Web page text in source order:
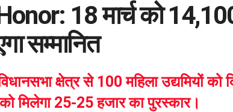
18 मार्च को
सम्मानित
क्षेत्र से 100 महिला उद्यमियों को
मिलेगा 25-25 हजार का पुरस्कार।